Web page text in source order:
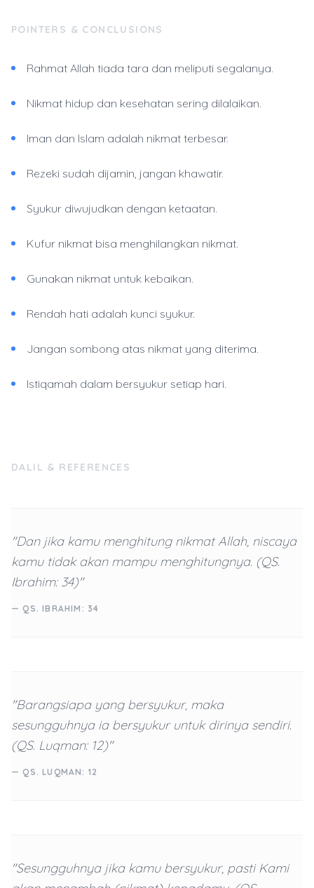
POINTERS & CONCLUSIONS
Rahmat Allah tiada tara dan meliputi segalanya.
Nikmat hidup dan kesehatan sering dilalaikan.
Iman dan Islam adalah nikmat terbesar.
Rezeki sudah dijamin, jangan khawatir.
Syukur diwujudkan dengan ketaatan.
Kufur nikmat bisa menghilangkan nikmat.
Gunakan nikmat untuk kebaikan.
Rendah hati adalah kunci syukur.
Jangan sombong atas nikmat yang diterima.
Istiqamah dalam bersyukur setiap hari.
DALIL & REFERENCES
"Dan jika kamu menghitung nikmat Allah, niscaya
kamu tidak akan mampu menghitungnya. (QS.
Ibrahim: 34)"
— QS. IBRAHIM: 34
"Barangsiapa yang bersyukur, maka
sesungguhnya ia bersyukur untuk dirinya sendiri.
(QS. Luqman: 12)"
— QS. LUQMAN: 12
"Sesungguhnya jika kamu bersyukur, pasti Kami